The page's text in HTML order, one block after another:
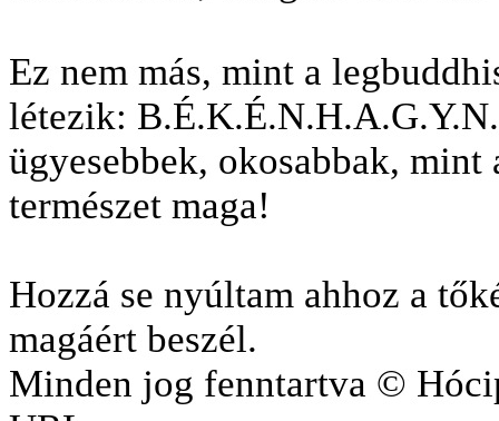
Ez nem más, mint a
létezik:
ügyesebbek, okosabbak,
természet maga!
Hozzá se nyúltam ahhoz a
magáért beszél.
Minden jog fenntartva ©